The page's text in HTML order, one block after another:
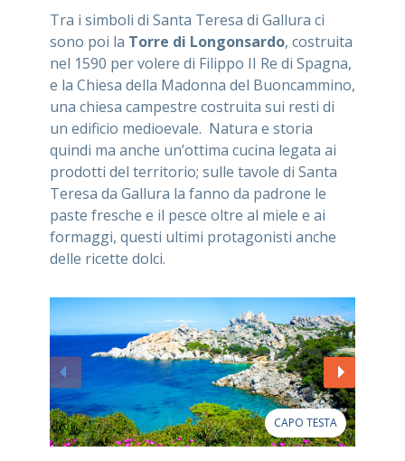
Tra i simboli di Santa Teresa di Gallura ci
sono poi la Torre di Longonsardo, costruita
nel 1590 per volere di Filippo II Re di Spagna,
e la Chiesa della Madonna del Buoncammino,
una chiesa campestre costruita sui resti di
un edificio medioevale. Natura e storia
quindi ma anche un’ottima cucina legata ai
prodotti del territorio; sulle tavole di Santa
Teresa da Gallura la fanno da padrone le
paste fresche e il pesce oltre al miele e ai
formaggi, questi ultimi protagonisti anche
delle ricette dolci.
CAPO TESTA